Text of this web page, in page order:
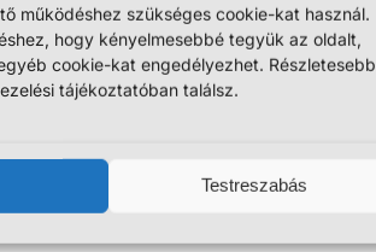
működéshez szükséges cookie-kat használ.
hogy kényelmesebbé tegyük az oldalt,
cookie-kat engedélyezhet. Részletesebb
tájékoztatóban találsz.
Testreszabás
Összesen 1 találat